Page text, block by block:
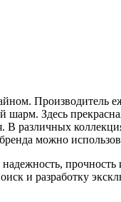
Здесь
В различных
можно
и разработку